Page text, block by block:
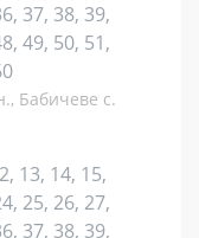
37, 38, 39,
49, 50, 51,
Бабичеве с.
13, 14, 15,
25, 26, 27,
37, 38, 39,